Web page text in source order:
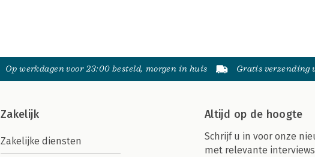
Op werkdagen voor 23:00 besteld, morgen in huis Gratis verzending
Zakelijk
Zakelijke diensten
Altijd op de hoogte
Schrijf u in voor onze
met relevante